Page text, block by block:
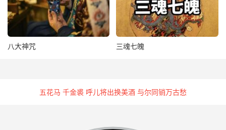
形络绯赫赫阳光速降真火摄
右符，如役使，八卦上各有作用发
召符炁诀如召法入
八大神咒 三魂七魄
五花马 千金裘 呼儿将出换美酒 与尔同销万古愁